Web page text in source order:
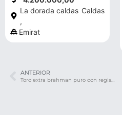
La dorada caldas
,
Caldas
Emirat
ANTERIOR